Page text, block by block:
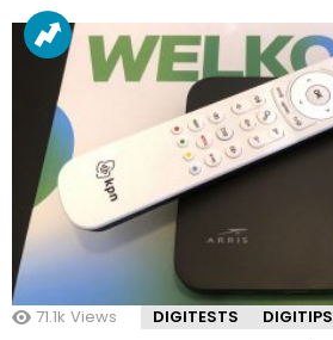
71.1k Views DIGITESTS DIGITIPS